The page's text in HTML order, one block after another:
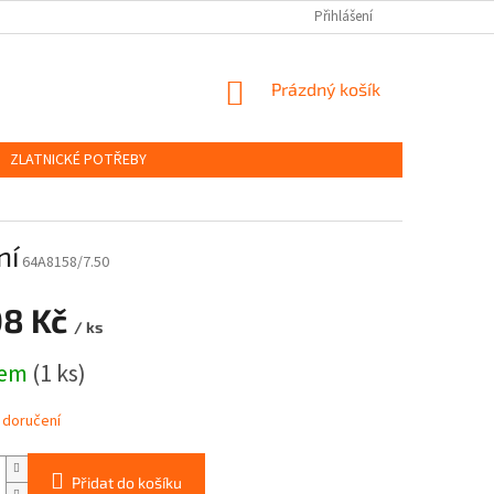
PODMÍNKY OCHRANY OSOBNÍCH ÚDAJŮ
Přihlášení
NÁKUPNÍ
Prázdný košík
ZLATNICKÉ POTŘEBY
64A8158/7.50
Kč / ks
(1 ks)
Přidat do košíku